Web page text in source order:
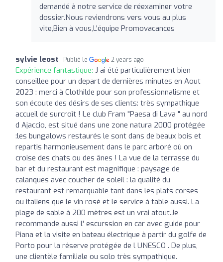
demandé à notre service de réexaminer votre
dossier.Nous reviendrons vers vous au plus
vite,Bien à vous,L'équipe Promovacances
sylvie leost Publié le 2 years ago
Expérience fantastique: J ai été particulièrement bien
conseillee pour un depart de dernières minutes en Aout
2023 : merci à Clothilde pour son professionnalisme et
son écoute des désirs de ses clients: très sympathique
accueil de surcroît ! Le club Fram "Paesa di Lava " au nord
d Ajaccio, est situé dans une zone natura 2000 protégée
:les bungalows restaurés le sont dans de beaux bois et
repartis harmonieusement dans le parc arboré où on
croise des chats ou des ânes ! La vue de la terrasse du
bar et du restaurant est magnifique : paysage de
calanques avec coucher de soleil : la qualité du
restaurant est remarquable tant dans les plats corses
ou italiens que le vin rosé et le service à table aussi. La
plage de sable à 200 mètres est un vrai atout.Je
recommande aussi l' escurssion en car avec guide pour
Piana et la visite en bateau électrique à partir du golfe de
Porto pour la réserve protégée de l UNESCO . De plus,
une clientèle familiale ou solo très sympathique.